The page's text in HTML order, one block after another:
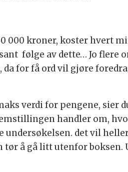
000 kroner, koster hvert
følge av dette… Jo
da for få ord vil gjøre
verdi for pengene, sier
handler om,
undersøkelsen. det vil
tør å gå litt utenfor